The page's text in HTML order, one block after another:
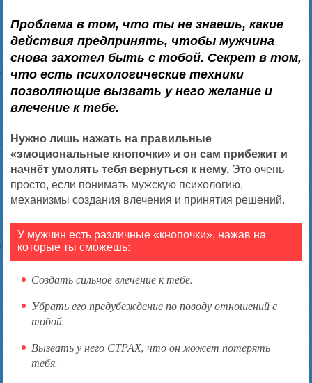
Проблема в том, что ты не знаешь, какие
действия предпринять, чтобы мужчина
снова захотел быть с тобой. Секрет в том,
что есть психологические техники
позволяющие вызвать у него желание и
влечение к тебе.
Нужно лишь нажать на правильные
«эмоциональные кнопочки» и он сам прибежит и
начнёт умолять тебя вернуться к нему. Это очень
просто, если понимать мужскую психологию,
механизмы создания влечения и принятия решений.
У мужчин есть различные «кнопочки», нажав на
которые ты сможешь:
Создать сильное влечение к тебе.
Убрать его предубеждение по поводу отношений с
тобой.
Вызвать у него СТРАХ, что он может потерять
тебя.